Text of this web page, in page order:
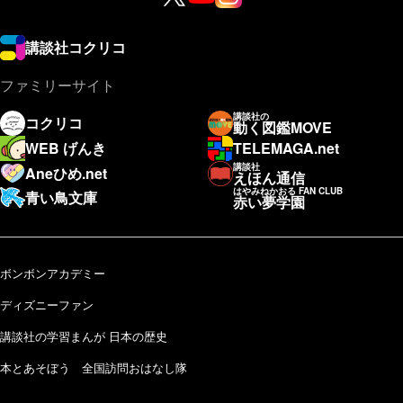
講談社コクリコ
ファミリーサイト
コクリコ
講談社の
動く図鑑MOVE
WEB げんき
TELEMAGA.net
Aneひめ.net
講談社
えほん通信
青い鳥文庫
はやみねかおる FAN CLUB
赤い夢学園
ボンボンアカデミー
ディズニーファン
講談社の学習まんが 日本の歴史
本とあそぼう 全国訪問おはなし隊